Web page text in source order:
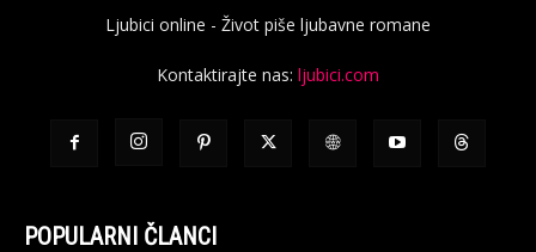
Ljubici online - Život piše ljubavne romane
Kontaktirajte nas: ljubici.com
POPULARNI ČLANCI